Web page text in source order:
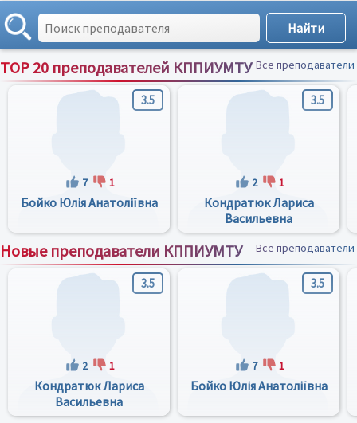
TOP 20 преподавателей КППИУМТУ Все преподаватели
3.5
7 1
Бойко Юлія Анатоліївна
3.5
2 1
Кондратюк Лариса
Васильевна
Новые преподаватели КППИУМТУ Все преподаватели
3.5
2 1
Кондратюк Лариса
Васильевна
3.5
7 1
Бойко Юлія Анатоліївна